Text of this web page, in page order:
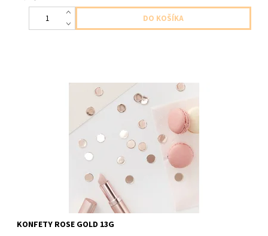
papierove konfety ruzovo zlate 13g v baleni
KONFETY ROSE GOLD 13G